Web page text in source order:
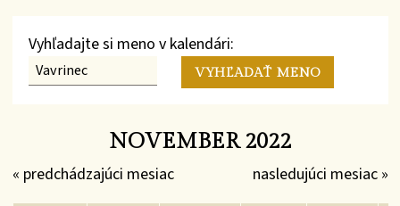
Vyhľadajte si meno v kalendári:
NOVEMBER 2022
« predchádzajúci mesiac nasledujúci mesiac »